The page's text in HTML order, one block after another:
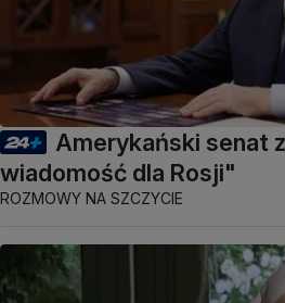
Amerykański senat
wiadomość dla Rosji"
ROZMOWY NA SZCZYCIE